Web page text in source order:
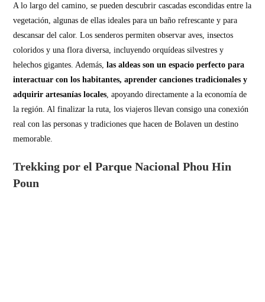
A lo largo del camino, se pueden descubrir cascadas escondidas entre la
vegetación, algunas de ellas ideales para un baño refrescante y para
descansar del calor. Los senderos permiten observar aves, insectos
coloridos y una flora diversa, incluyendo orquídeas silvestres y
helechos gigantes. Además,las aldeas son un espacio perfecto para
interactuar con los habitantes, aprender canciones tradicionales y
adquirir artesanías locales, apoyando directamente a la economía de
la región. Al finalizar la ruta, los viajeros llevan consigo una conexión
real con las personas y tradiciones que hacen de Bolaven un destino
memorable.
Trekking por el Parque Nacional Phou Hin
Poun